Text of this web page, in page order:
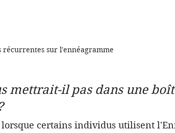
récurrentes sur l'ennéagramme
mettrait-il pas dans une
certains individus utilisent